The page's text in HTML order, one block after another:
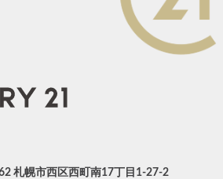
札幌市西区西町南17丁目1-27-2